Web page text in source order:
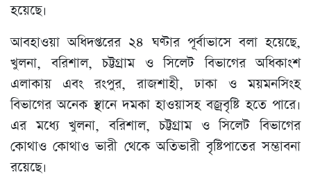
হয়েছে।
আবহাওয়া অধিদপ্তরের ২৪ ঘণ্টার পূর্বাভাসে বলা হয়েছে,
খুলনা, বরিশাল, চট্টগ্রাম ও সিলেট বিভাগের অধিকাংশ
এলাকায় এবং রংপুর, রাজশাহী, ঢাকা ও ময়মনসিংহ
বিভাগের অনেক স্থানে দমকা হাওয়াসহ বজ্রবৃষ্টি হতে পারে।
এর মধ্যে খুলনা, বরিশাল, চট্টগ্রাম ও সিলেট বিভাগের
কোথাও কোথাও ভারী থেকে অতিভারী বৃষ্টিপাতের সম্ভাবনা
রয়েছে।